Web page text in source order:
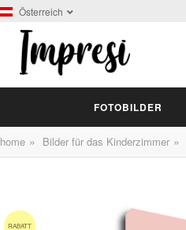
Österreich
FOTOBILDER
home » Bilder für das Kinderzimmer »
RABATT